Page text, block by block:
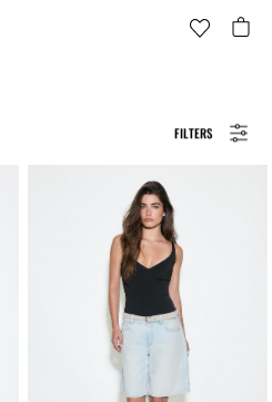
FILTERS